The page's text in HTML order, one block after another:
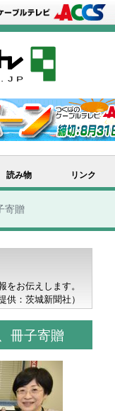
読み物 リンク
寄贈
をお伝えします。
提供：茨城新聞社）
冊子寄贈